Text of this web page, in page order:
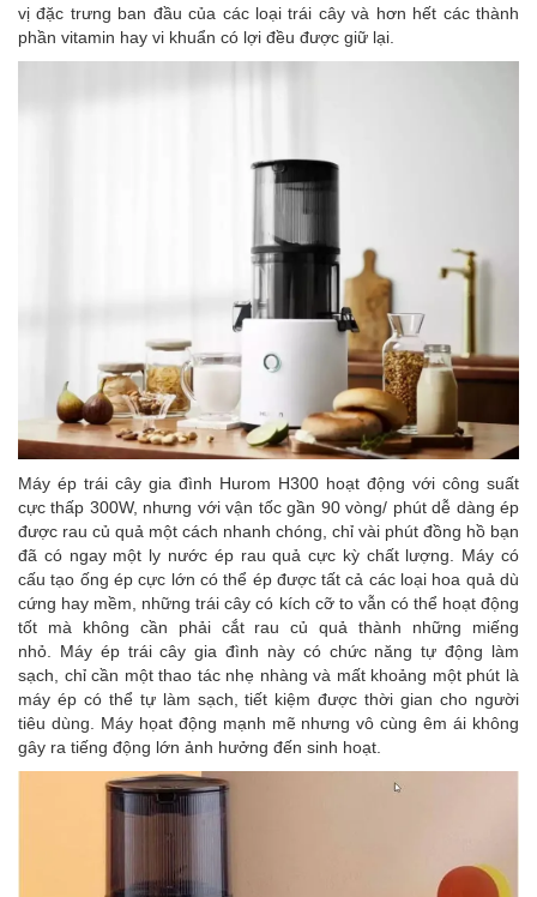
vị đặc trưng ban đầu của các loại trái cây và hơn hết các thành
phần vitamin hay vi khuẩn có lợi đều được giữ lại.
Máy ép trái cây gia đình Hurom H300 hoạt động với công suất
cực thấp 300W, nhưng với vận tốc gần 90 vòng/ phút dễ dàng ép
được rau củ quả một cách nhanh chóng, chỉ vài phút đồng hồ bạn
đã có ngay một ly nước ép rau quả cực kỳ chất lượng. Máy có
cấu tạo ống ép cực lớn có thể ép được tất cả các loại hoa quả dù
cứng hay mềm, những trái cây có kích cỡ to vẫn có thể hoạt động
tốt mà không cần phải cắt rau củ quả thành những miếng
nhỏ. Máy ép trái cây gia đình này có chức năng tự động làm
sạch, chỉ cần một thao tác nhẹ nhàng và mất khoảng một phút là
máy ép có thể tự làm sạch, tiết kiệm được thời gian cho người
tiêu dùng. Máy họat động mạnh mẽ nhưng vô cùng êm ái không
gây ra tiếng động lớn ảnh hưởng đến sinh hoạt.